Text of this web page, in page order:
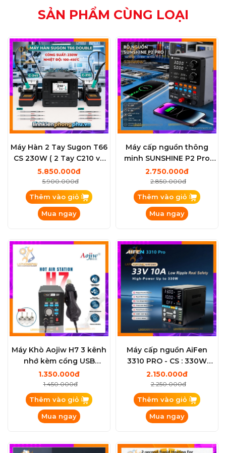
SẢN PHẨM CÙNG LOẠI
Máy Hàn 2 Tay Sugon T66
CS 230W ( 2 Tay C210 và
C245 Kèm 6 mũi )
5.850.000đ
5.900.000đ
Thêm vào giỏ
Mua ngay
Máy cấp nguồn thông
minh SUNSHINE P2 Pro
(30V - 5A / 330W)
2.750.000đ
2.850.000đ
Thêm vào giỏ
Mua ngay
Máy Khò Aojiw H7 3 kênh
nhớ kèm cổng USB
1000W / 100-500°C
1.350.000đ
1.450.000đ
Thêm vào giỏ
Mua ngay
Máy cấp nguồn AiFen
3310 PRO - CS : 330W
2026
2.150.000đ
2.250.000đ
Thêm vào giỏ
Mua ngay